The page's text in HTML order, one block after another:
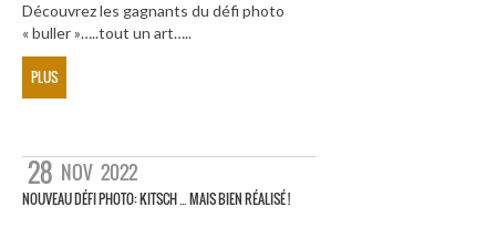
Découvrez les gagnants du défi photo
« buller »…..tout un art…..
PLUS
28 NOV 2022
NOUVEAU DÉFI PHOTO: KITSCH … MAIS BIEN RÉALISÉ !